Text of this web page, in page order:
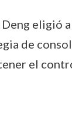
eligió
de
el